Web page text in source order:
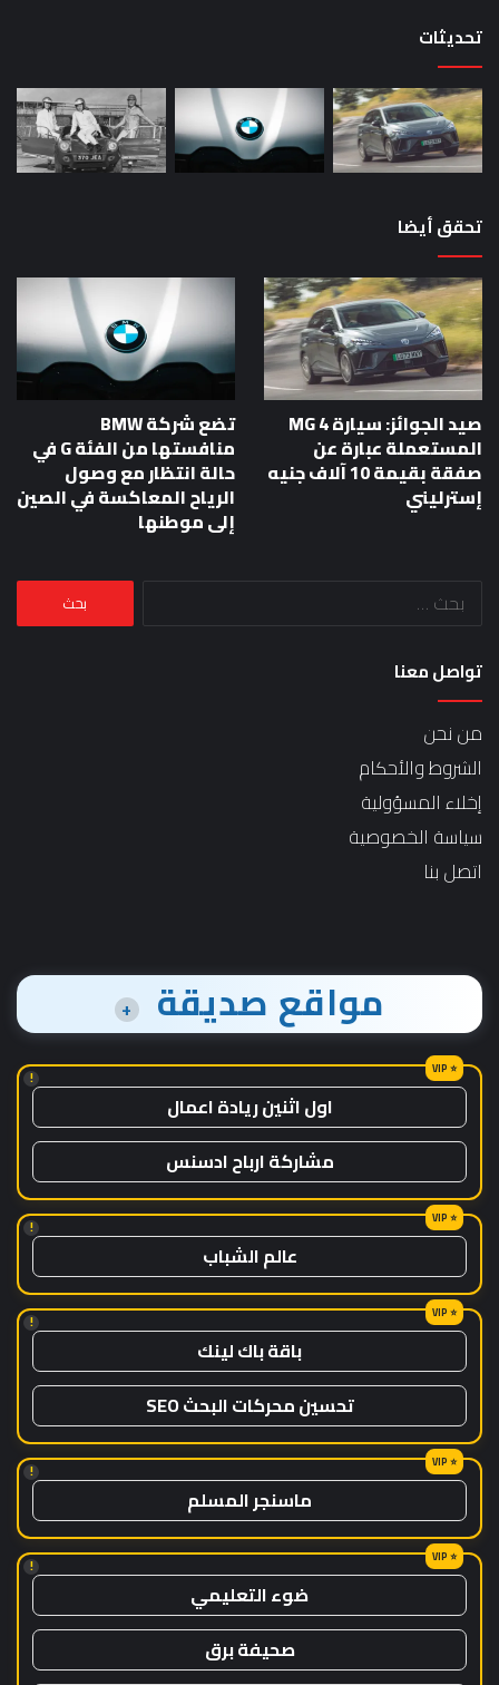
تحديثات
تحقق أيضا
صيد الجوائز: سيارة MG 4
المستعملة عبارة عن
صفقة بقيمة 10 آلاف جنيه
إسترليني
تضع شركة BMW
منافستها من الفئة G في
حالة انتظار مع وصول
الرياح المعاكسة في الصين
إلى موطنها
البحث
تواصل معنا
من نحن
الشروط والأحكام
إخلاء المسؤولية
سياسة الخصوصية
اتصل بنا
مواقع صديقة +
!
اول اثنين ريادة اعمال
مشاركة ارباح ادسنس
!
عالم الشباب
!
باقة باك لينك
تحسين محركات البحث SEO
!
ماسنجر المسلم
!
ضوء التعليمي
صحيفة برق